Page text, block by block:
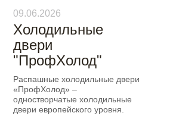
09.06.2026
Холодильные
двери
"ПрофХолод"
Распашные холодильные двери
«ПрофХолод» –
одностворчатые холодильные
двери европейского уровня.